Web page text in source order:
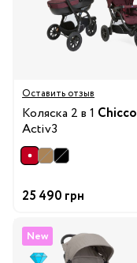
Оставить отзыв
Коляска 2 в 1 Chicco
Activ3
25 490 грн
New